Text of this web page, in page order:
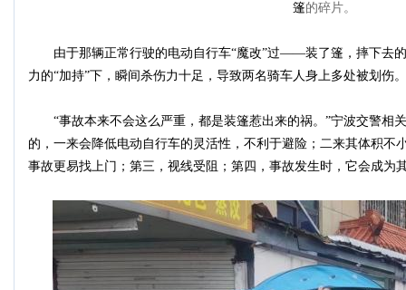
篷的碎片。
由于那辆正常行驶的电动自行车“魔改”过——装了篷，摔下去的
力的“加持”下，瞬间杀伤力十足，导致两名骑车人身上多处被划伤。
“事故本来不会这么严重，都是装篷惹出来的祸。”宁波交警相
的，一来会降低电动自行车的灵活性，不利于避险；二来其体积不
事故更易找上门；第三，视线受阻；第四，事故发生时，它会成